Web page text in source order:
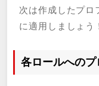
次は作成したプロ
に適用しましょう
各ロールへのプ